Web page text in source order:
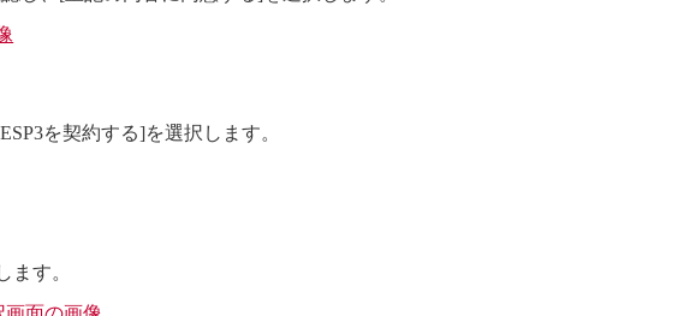
を契約する]を選択します。
ます。